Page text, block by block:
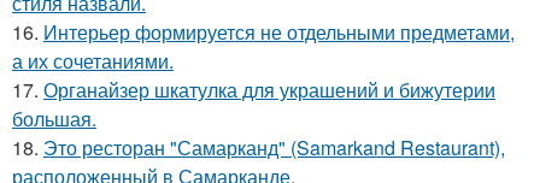
16. Интерьер формируется не отдельными предметами,
а их сочетаниями.
17. Органайзер шкатулка для украшений и бижутерии
большая.
18. Это ресторан "Самарканд" (Samarkand Restaurant),
расположенный в Самарканде.